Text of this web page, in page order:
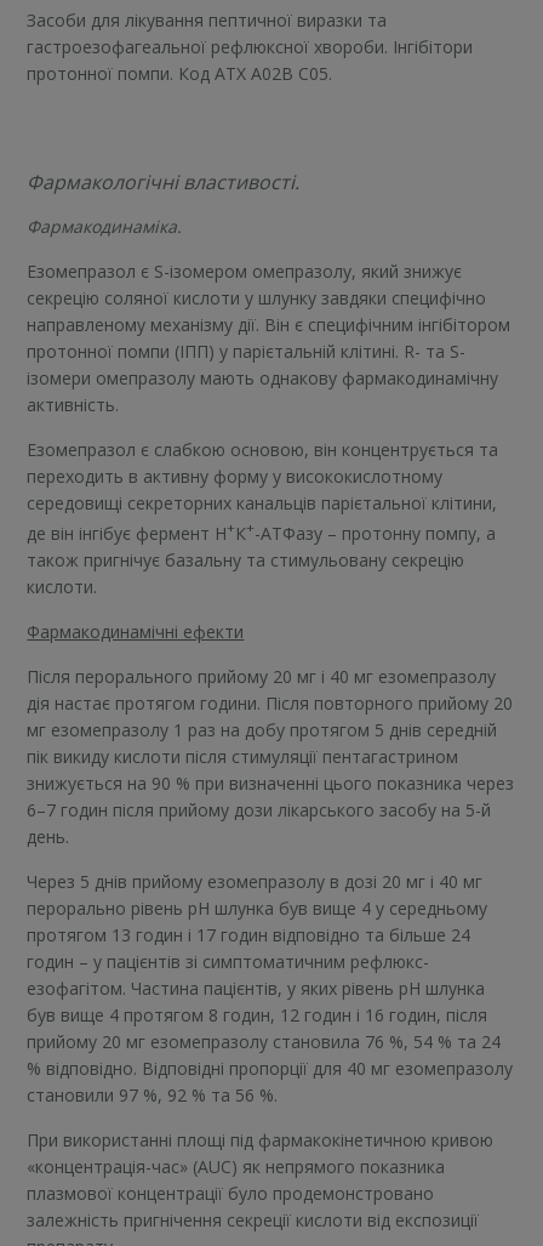
Засоби для лікування пептичної виразки та
гастроезофагеальної рефлюксної хвороби. Інгібітори
протонної помпи. Код АТХ А02В С05.
Фармакологічні властивості.
Фармакодинаміка.
Езомепразол є S-ізомером омепразолу, який знижує
секрецію соляної кислоти у шлунку завдяки специфічно
направленому механізму дії. Він є специфічним інгібітором
протонної помпи (ІПП) у парієтальній клітині. R- та S-
ізомери омепразолу мають однакову фармакодинамічну
активність.
Езомепразол є слабкою основою, він концентрується та
переходить в активну форму у висококислотному
середовищі секреторних канальців парієтальної клітини,
де він інгібує фермент Н+ К+-АТФазу – протонну помпу, а
також пригнічує базальну та стимульовану секрецію
кислоти.
Фармакодинамічні ефекти
Після перорального прийому 20 мг і 40 мг езомепразолу
дія настає протягом години. Після повторного прийому 20
мг езомепразолу 1 раз на добу протягом 5 днів середній
пік викиду кислоти після стимуляції пентагастрином
знижується на 90 % при визначенні цього показника через
6–7 годин після прийому дози лікарського засобу на 5-й
день.
Через 5 днів прийому езомепразолу в дозі 20 мг і 40 мг
перорально рівень рН шлунка був вище 4 у середньому
протягом 13 годин і 17 годин відповідно та більше 24
годин – у пацієнтів зі симптоматичним рефлюкс-
езофагітом. Частина пацієнтів, у яких рівень рН шлунка
був вище 4 протягом 8 годин, 12 годин і 16 годин, після
прийому 20 мг езомепразолу становила 76 %, 54 % та 24
% відповідно. Відповідні пропорції для 40 мг езомепразолу
становили 97 %, 92 % та 56 %.
При використанні площі під фармакокінетичною кривою
«концентрація-час» (AUC) як непрямого показника
плазмової концентрації було продемонстровано
залежність пригнічення секреції кислоти від експозиції